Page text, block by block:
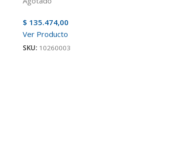
$ 135.474,00
Ver Producto
SKU: 10260003